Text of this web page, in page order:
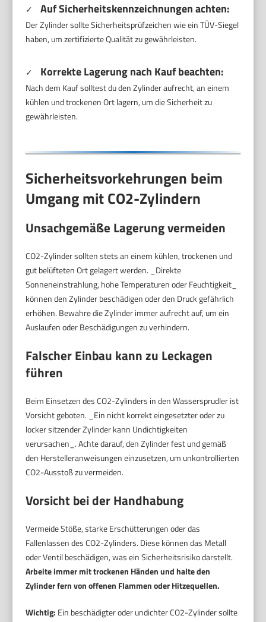
✓ Auf Sicherheitskennzeichnungen achten:
Der Zylinder sollte Sicherheitsprüfzeichen wie ein TÜV-Siegel
haben, um zertifizierte Qualität zu gewährleisten.
✓ Korrekte Lagerung nach Kauf beachten:
Nach dem Kauf solltest du den Zylinder aufrecht, an einem
kühlen und trockenen Ort lagern, um die Sicherheit zu
gewährleisten.
Sicherheitsvorkehrungen beim
Umgang mit CO2-Zylindern
Unsachgemäße Lagerung vermeiden
CO2-Zylinder sollten stets an einem kühlen, trockenen und
gut belüfteten Ort gelagert werden. _Direkte
Sonneneinstrahlung, hohe Temperaturen oder Feuchtigkeit_
können den Zylinder beschädigen oder den Druck gefährlich
erhöhen. Bewahre die Zylinder immer aufrecht auf, um ein
Auslaufen oder Beschädigungen zu verhindern.
Falscher Einbau kann zu Leckagen
führen
Beim Einsetzen des CO2-Zylinders in den Wassersprudler ist
Vorsicht geboten. _Ein nicht korrekt eingesetzter oder zu
locker sitzender Zylinder kann Undichtigkeiten
verursachen_. Achte darauf, den Zylinder fest und gemäß
den Herstelleranweisungen einzusetzen, um unkontrollierten
CO2-Ausstoß zu vermeiden.
Vorsicht bei der Handhabung
Vermeide Stöße, starke Erschütterungen oder das
Fallenlassen des CO2-Zylinders. Diese können das Metall
oder Ventil beschädigen, was ein Sicherheitsrisiko darstellt.
Arbeite immer mit trockenen Händen und halte den
Zylinder fern von offenen Flammen oder Hitzequellen.
Wichtig: Ein beschädigter oder undichter CO2-Zylinder sollte